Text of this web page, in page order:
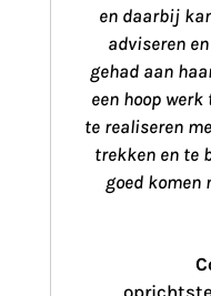
en daarbij
adviseren
gehad aan
een hoop
te realiseren
trekken en te
goed komen